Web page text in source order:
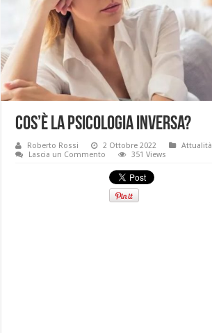
Cos’è la psicologia inversa?
Roberto Rossi 2 Ottobre 2022
Attualità
Lascia un Commento
351 Views